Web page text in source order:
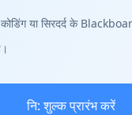
कोडिंग या सिरदर्द के
नि: शुल्क प्रारंभ करें